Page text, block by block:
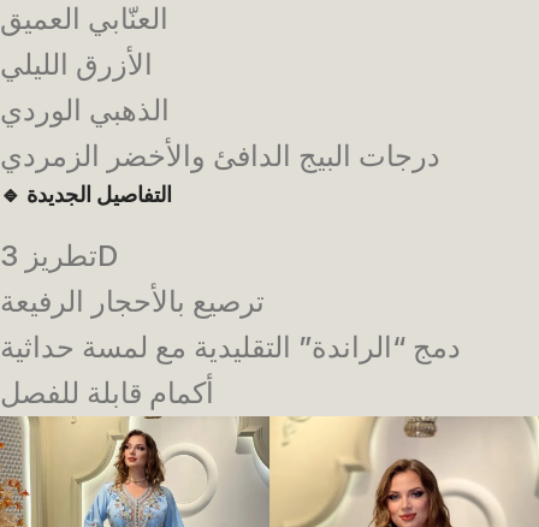
العنّابي العميق
الأزرق الليلي
الذهبي الوردي
درجات البيج الدافئ والأخضر الزمردي
🔹 التفاصيل الجديدة
تطريز 3D
ترصيع بالأحجار الرفيعة
دمج “الراندة” التقليدية مع لمسة حداثية
أكمام قابلة للفصل